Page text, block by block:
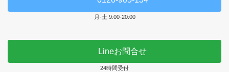
月-土 9:00-20:00
Lineお問合せ
24時間受付